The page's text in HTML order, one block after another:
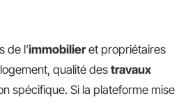
de l’immobilieret propriétaires
qualité des travaux
spécifique. Si la plateforme mise